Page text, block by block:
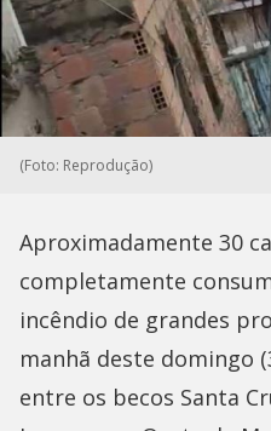
(Foto: Reprodução)
Aproximadamente 30
completamente
incêndio de grandes
manhã deste domingo
entre os becos Santa